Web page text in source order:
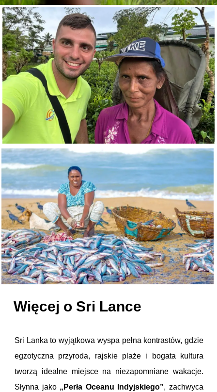
Więcej o Sri Lance
Sri Lanka to wyjątkowa wyspa pełna kontrastów, gdzie
egzotyczna przyroda, rajskie plaże i bogata kultura
tworzą idealne miejsce na niezapomniane wakacje.
Słynna jako „Perła Oceanu Indyjskiego”, zachwyca